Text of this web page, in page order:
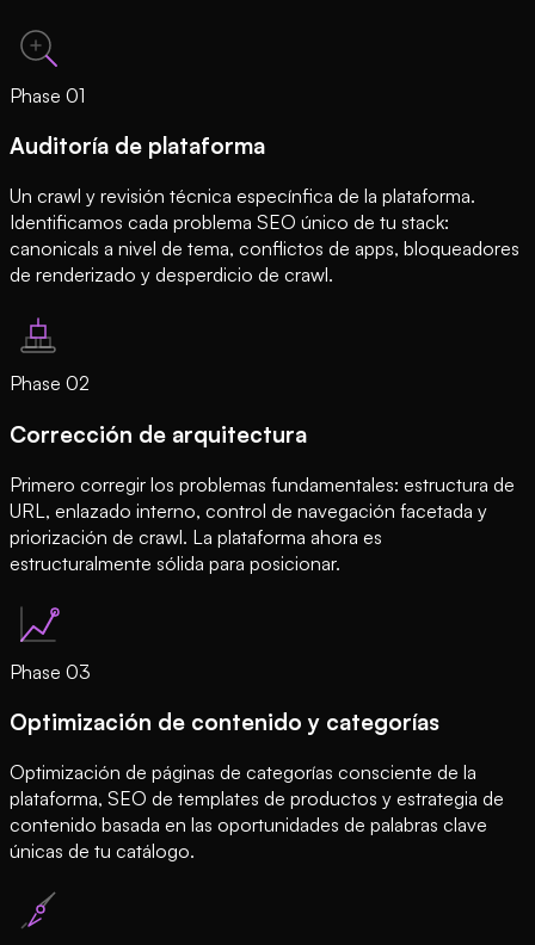
Phase 01
Auditoría de plataforma
Un crawl y revisión técnica especínfica de la plataforma.
Identificamos cada problema SEO único de tu stack:
canonicals a nivel de tema, conflictos de apps, bloqueadores
de renderizado y desperdicio de crawl.
Phase 02
Corrección de arquitectura
Primero corregir los problemas fundamentales: estructura de
URL, enlazado interno, control de navegación facetada y
priorización de crawl. La plataforma ahora es
estructuralmente sólida para posicionar.
Phase 03
Optimización de contenido y categorías
Optimización de páginas de categorías consciente de la
plataforma, SEO de templates de productos y estrategia de
contenido basada en las oportunidades de palabras clave
únicas de tu catálogo.